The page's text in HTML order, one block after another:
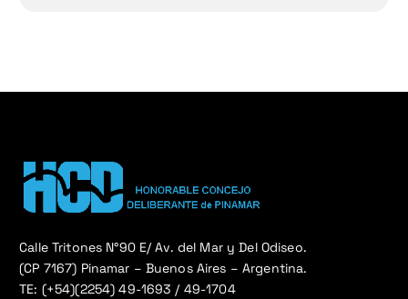
Calle Tritones N°90 E/ Av. del Mar y Del Odiseo.
(CP 7167) Pinamar – Buenos Aires – Argentina.
TE: (+54)(2254) 49-1693 / 49-1704